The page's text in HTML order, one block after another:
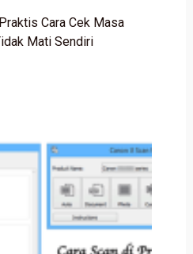
Cara Cek Masa
Mati Sendiri